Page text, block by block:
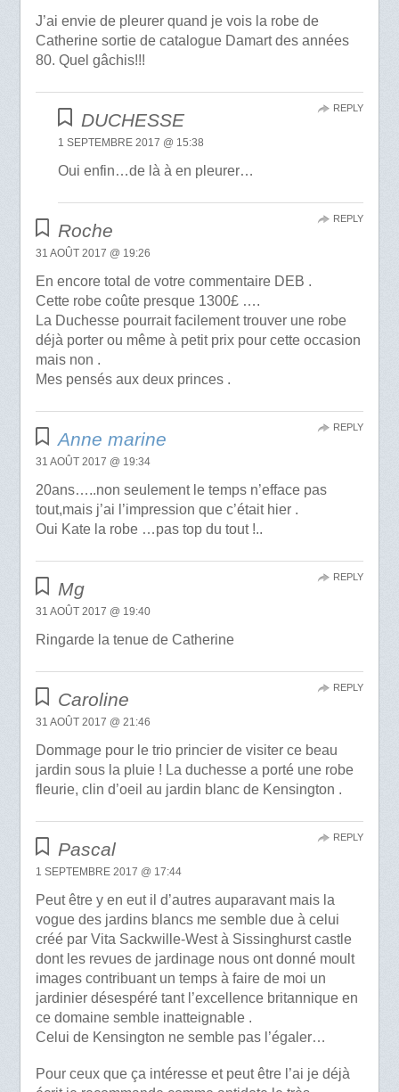
J’ai envie de pleurer quand je vois la robe de
Catherine sortie de catalogue Damart des années
80. Quel gâchis!!!
DUCHESSE
1 SEPTEMBRE 2017 @ 15:38
Oui enfin…de là à en pleurer…
REPLY
Roche
31 AOÛT 2017 @ 19:26
En encore total de votre commentaire DEB .
Cette robe coûte presque 1300£ ….
La Duchesse pourrait facilement trouver une robe
déjà porter ou même à petit prix pour cette occasion
mais non .
Mes pensés aux deux princes .
REPLY
Anne marine
31 AOÛT 2017 @ 19:34
20ans…..non seulement le temps n’efface pas
tout,mais j’ai l’impression que c’était hier .
Oui Kate la robe …pas top du tout !..
REPLY
Mg
31 AOÛT 2017 @ 19:40
Ringarde la tenue de Catherine
REPLY
Caroline
31 AOÛT 2017 @ 21:46
Dommage pour le trio princier de visiter ce beau
jardin sous la pluie ! La duchesse a porté une robe
fleurie, clin d’oeil au jardin blanc de Kensington .
REPLY
Pascal
1 SEPTEMBRE 2017 @ 17:44
Peut être y en eut il d’autres auparavant mais la
vogue des jardins blancs me semble due à celui
créé par Vita Sackwille-West à Sissinghurst castle
dont les revues de jardinage nous ont donné moult
images contribuant un temps à faire de moi un
jardinier désespéré tant l’excellence britannique en
ce domaine semble inatteignable .
Celui de Kensington ne semble pas l’égaler…
Pour ceux que ça intéresse et peut être l’ai je déjà
REPLY